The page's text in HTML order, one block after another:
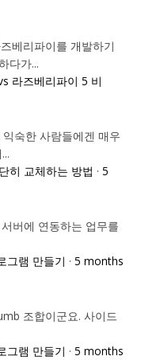
베리파이를 개발하기
다가...
라즈베리파이 5 비
숙한 사람들에겐 매우
히 교체하는 방법 · 5
버에 연동하는 업무를
그램 만들기 · 5 months
조합이군요. 사이드
그램 만들기 · 5 months